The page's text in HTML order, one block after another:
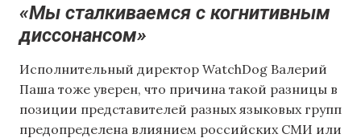
«Мы сталкиваемся с когнитивным
диссонансом»
Исполнительный директор WatchDog Валерий
Паша тоже уверен, что причина такой разницы в
позиции представителей разных языковых групп
предопределена влиянием российских СМИ или